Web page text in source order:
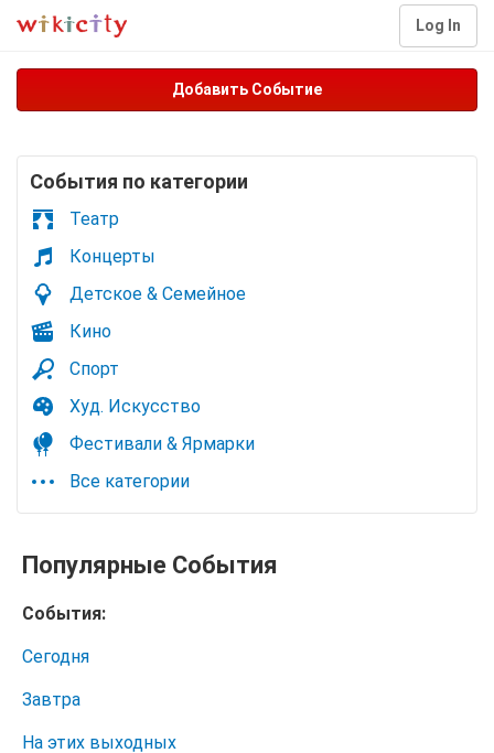
Log In
Добавить Событие
Cобытия по категории
Театр
Концерты
Детское & Семейное
Кино
Спорт
Худ. Искусство
Фестивали & Ярмарки
Все категории
Популярные События
События:
Сегодня
Завтра
На этих выходных